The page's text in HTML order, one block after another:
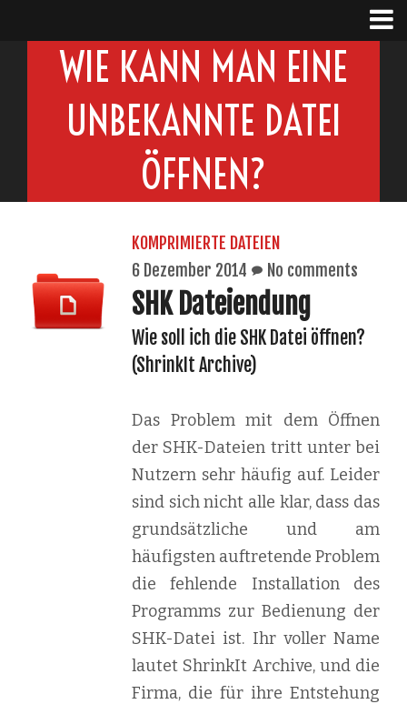
WIE KANN MAN EINE
UNBEKANNTE DATEI
ÖFFNEN?
KOMPRIMIERTE DATEIEN
6 Dezember 2014
No comments
SHK Dateiendung
Wie soll ich die SHK Datei öffnen?
(ShrinkIt Archive)
Das Problem mit dem Öffnen
der SHK-Dateien tritt unter bei
Nutzern sehr häufig auf. Leider
sind sich nicht alle klar, dass das
grundsätzliche und am
häufigsten auftretende Problem
die fehlende Installation des
Programms zur Bedienung der
SHK-Datei ist. Ihr voller Name
lautet ShrinkIt Archive, und die
Firma, die für ihre Entstehung